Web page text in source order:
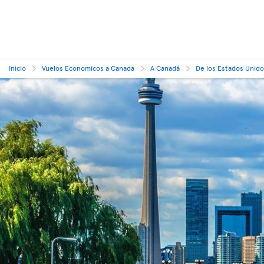
Inicio Vuelos Economicos a Canada A Canadá De los Estados